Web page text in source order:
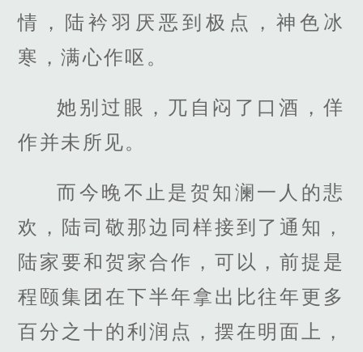
情，陆衿羽厌恶到极点，神色冰
寒，满心作呕。
她别过眼，兀自闷了口酒，佯
作并未所见。
而今晚不止是贺知澜一人的悲
欢，陆司敬那边同样接到了通知，
陆家要和贺家合作，可以，前提是
程颐集团在下半年拿出比往年更多
百分之十的利润点，摆在明面上，